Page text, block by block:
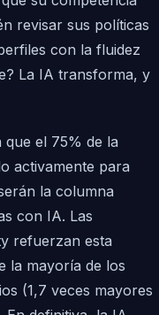
revisar sus políticas
con la fluidez
La IA transforma, y
que el 75% de la
activamente para
la columna
con IA. Las
refuerzan esta
la mayoría de los
(1,7 veces mayores